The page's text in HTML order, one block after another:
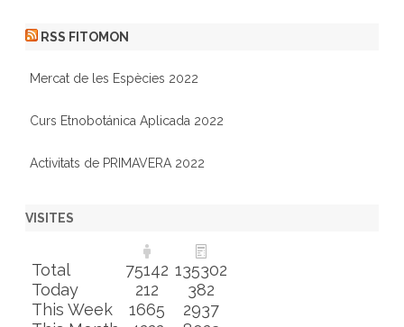
RSS FITOMON
Mercat de les Espècies 2022
Curs Etnobotánica Aplicada 2022
Activitats de PRIMAVERA 2022
VISITES
Total 75142 135302
Today
212
382
This Week
1665
2937